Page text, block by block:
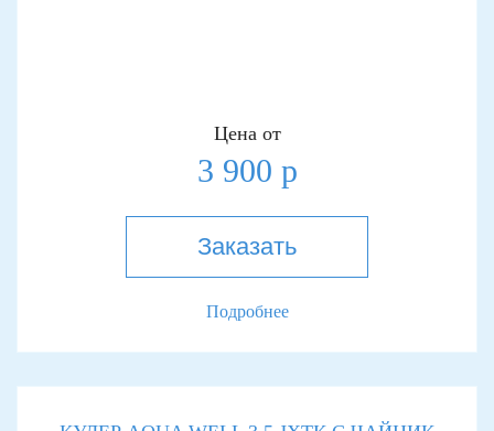
Цена от
3 900 р
Заказать
Подробнее